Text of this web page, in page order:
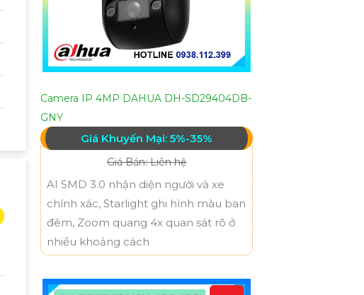
Camera IP 4MP DAHUA DH-SD29404DB-
GNY
Giá Khuyến Mại: 5%-35%
Giá Bán: Liên hệ
AI SMD 3.0 nhận diện người và xe
chính xác, Starlight ghi hình màu ban
đêm, Zoom quang 4x quan sát rõ ở
nhiều khoảng cách